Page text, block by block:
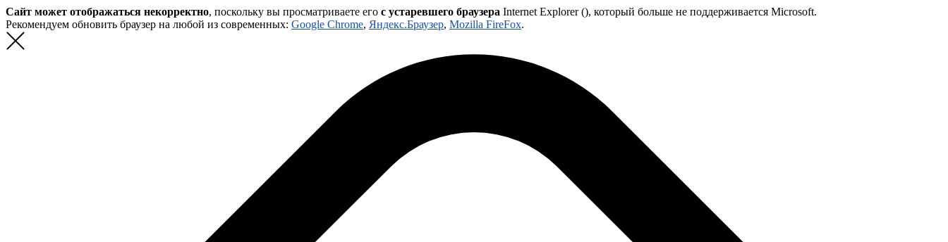
Сайт может отображаться некорректно, поскольку вы просматриваете его с устаревшего браузера Internet Explorer (), который больше не поддерживается Microsoft.
Рекомендуем обновить браузер на любой из современных: Google Chrome, Яндекс.Браузер, Mozilla FireFox.